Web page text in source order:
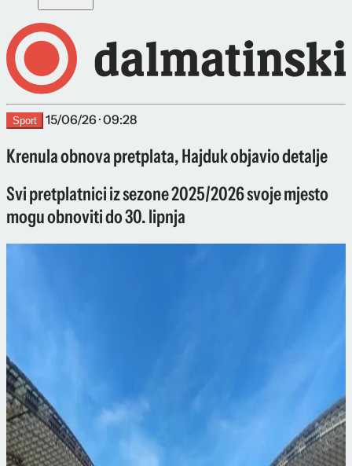
Sport 15/06/26 · 09:28
Krenula obnova pretplata, Hajduk objavio detalje
Svi pretplatnici iz sezone 2025/2026 svoje mjesto
mogu obnoviti do 30. lipnja